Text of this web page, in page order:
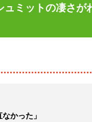
ミットの凄さが
かった」